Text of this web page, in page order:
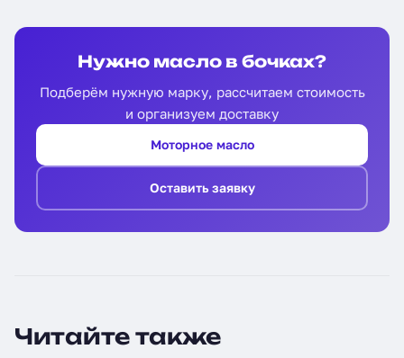
Нужно масло в бочках?
Подберём нужную марку, рассчитаем стоимость
и организуем доставку
Моторное масло
Оставить заявку
Читайте также